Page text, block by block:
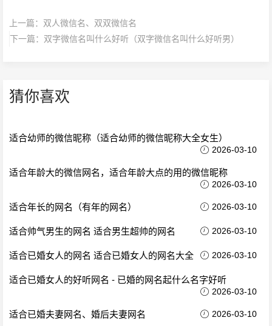
上一篇： 双人微信名、双双微信名
下一篇： 双字微信名叫什么好听（双字微信名叫什么好听男）
猜你喜欢
适合幼师的微信昵称（适合幼师的微信昵称大全女生）
2026-03-10
适合年龄大的微信网名，适合年龄大点的用的微信昵称
2026-03-10
适合年长的网名（有年的网名） 2026-03-10
适合帅气男生的网名 适合男生超帅的网名 2026-03-10
适合已婚女人的网名 适合已婚女人的网名大全 2026-03-10
适合已婚女人的好听网名 - 已婚的网名起什么名字好听
2026-03-10
适合已婚夫妻网名、婚后夫妻网名 2026-03-10